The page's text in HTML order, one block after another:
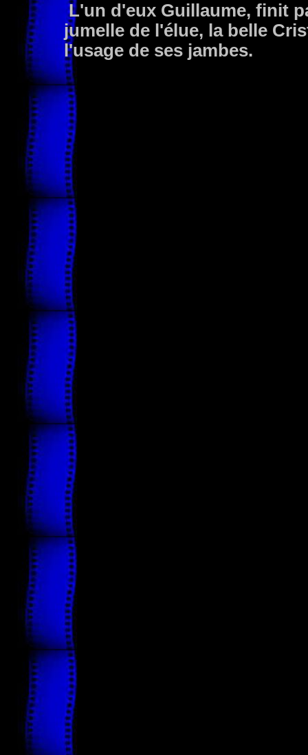
L'un d'eux Guillaume, finit
jumelle de l'élue, la belle
l'usage de ses jambes.